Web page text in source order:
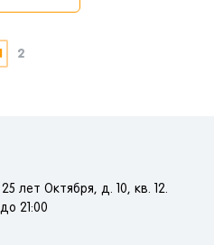
2
лет Октября, д. 10, кв. 12.
21:00